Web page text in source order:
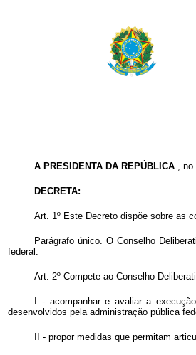
A PRESIDENTA DA REPÚBLICA ,
DECRETA:
Art. 1º Este Decreto dispõe sobre as
Parágrafo único. O Conselho
federal.
Art. 2º Compete ao Conselho
I - acompanhar e avaliar a
desenvolvidos pela administração pública
II - propor medidas que permitam